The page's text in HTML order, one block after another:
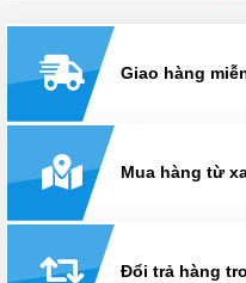
Giao hàng
Mua hàng từ
Đổi trả hàng